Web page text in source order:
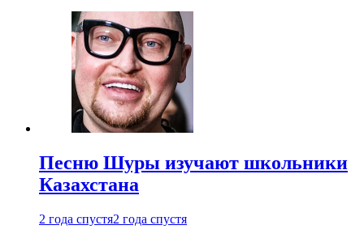
Песню Шуры изучают школьники
Казахстана
2 года спустя2 года спустя